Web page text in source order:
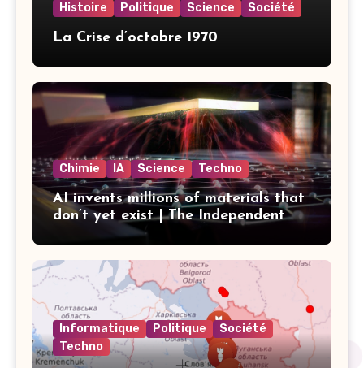
Histoire
Politique Science Société
La Crise d’octobre 1970
Chimie IA Science Techno
AI invents millions of materials that
don’t yet exist | The Independent
Informatique Politique
Société
Techno